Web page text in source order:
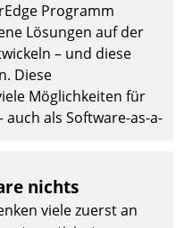
Programm
Lösungen auf der
– und diese
Diese
Möglichkeiten für
als Software-as-a-
nichts
viele zuerst an